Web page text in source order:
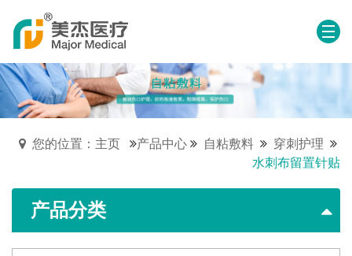
您的位置：主页 产品中心 自粘敷料
穿刺护理
水刺布留置针贴
产品分类